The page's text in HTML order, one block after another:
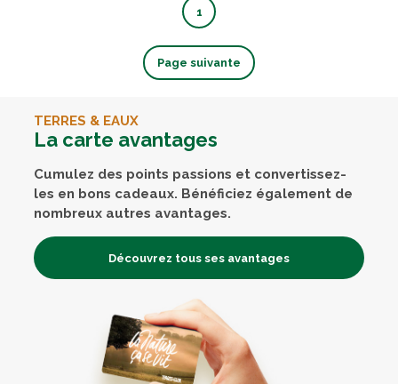
1
Page suivante
TERRES & EAUX
La carte avantages
Cumulez des points passions et convertissez-
les en bons cadeaux. Bénéficiez également de
nombreux autres avantages.
Découvrez tous ses avantages